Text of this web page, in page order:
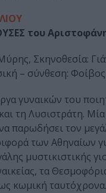
του
Σκηνοθεσία:
– σύνθεση:
γυναικών του
τη Λυσιστράτη.
παρωδήσει τον
των Αθηναίων
μυστικιστικής
τα
κωμική ταυτόχρονα.